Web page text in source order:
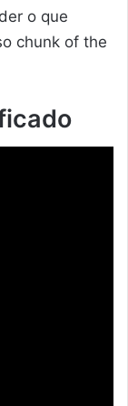
o que
chunk of the